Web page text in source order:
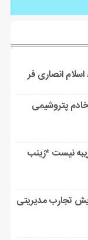
انصاری فر
پتروشیمی
نیست *زینب
تجارب مدیریتی